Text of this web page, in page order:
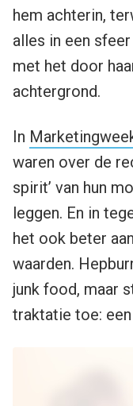
hem achterin,
alles in een
met het door
achtergrond.
In
waren over de
spirit’ van hun
leggen. En in
het ook beter
waarden.
junk food, maar
traktatie toe: